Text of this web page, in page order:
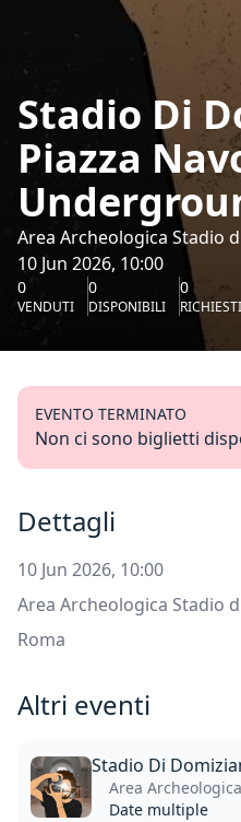
Stadio Di
Piazza
Area Archeologica Stadio
10 Jun 2026, 10:00
0
VENDUTI
0
DISPONIBILI
0
RICHIESTI
EVENTO TERMINATO
Non ci sono biglietti
Dettagli
10 Jun 2026, 10:00
Area Archeologica Stadio
Roma
Altri eventi
Area
Date multiple